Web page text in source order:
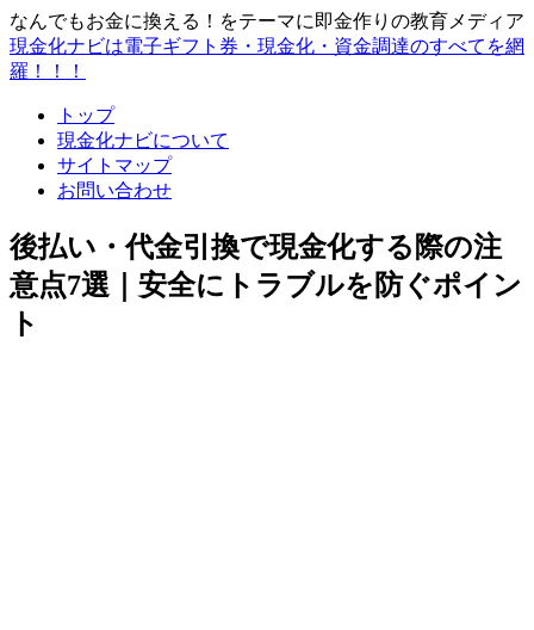
なんでもお金に換える！をテーマに即金作りの教育メディア
現金化ナビは電子ギフト券・現金化・資金調達のすべてを網
羅！！！
トップ
現金化ナビについて
サイトマップ
お問い合わせ
後払い・代金引換で現金化する際の注
意点7選｜安全にトラブルを防ぐポイン
ト